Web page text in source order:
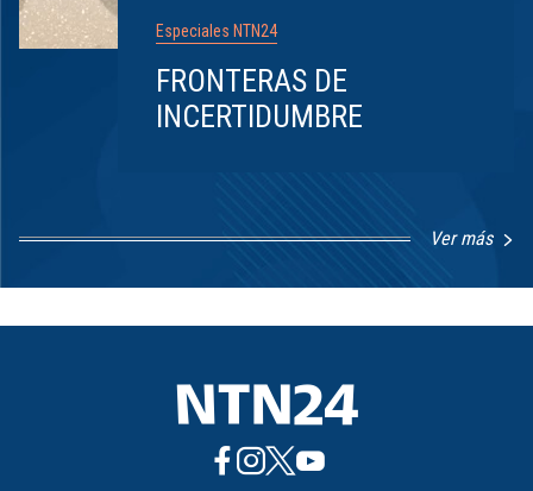
Especiales NTN24
FRONTERAS DE
INCERTIDUMBRE
Ver más
1
8